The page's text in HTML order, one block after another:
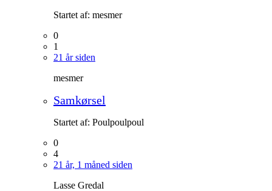
Startet af: mesmer
0
1
21 år siden
mesmer
Samkørsel
Startet af: Poulpoulpoul
0
4
21 år, 1 måned siden
Lasse Gredal